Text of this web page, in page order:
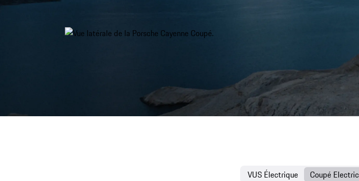
VUS Électrique Coupé Electric